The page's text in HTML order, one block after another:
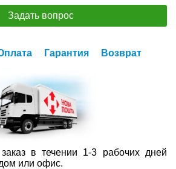
Задать вопрос
Гарантия Возврат
в течении 1-3 рабочих дней
или офис.